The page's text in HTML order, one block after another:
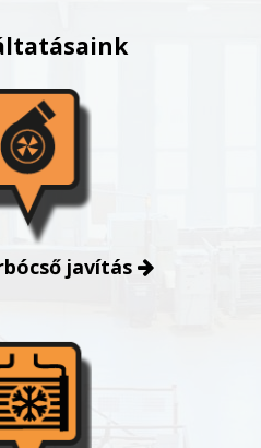
javítás